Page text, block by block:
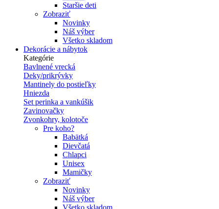
Staršie deti
Zobraziť
Novinky
Náš výber
Všetko skladom
Dekorácie a nábytok
Kategórie
Bavlnené vrecká
Deky/prikrývky
Mantinely do postieľky
Hniezda
Set perinka a vankúšik
Zavinovačky
Zvonkohry, kolotoče
Pre koho?
Babätká
Dievčatá
Chlapci
Unisex
Mamičky
Zobraziť
Novinky
Náš výber
Všetko skladom